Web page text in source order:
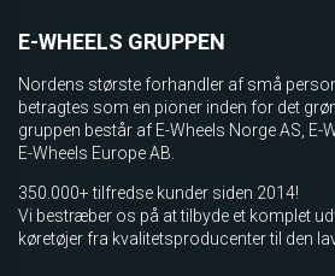
E-WHEELS GRUPPEN
Nordens største forhandler af små
betragtes som en pioner inden for det
gruppen består af E-Wheels Norge AS, E­-
E-Wheels Europe AB.
350.000+ tilfredse kunder siden 2014!
Vi bestræber os på at tilbyde et komplet
køretøjer fra kvalitetsproducenter til den